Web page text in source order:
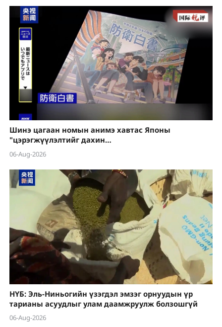
Шинэ цагаан номын анимэ хавтас Японы
"цэрэгжүүлэлтийг дахин
эрчимжүүлэх" шуналыг нууж чадахгүй
06-Aug-2026
НҮБ: Эль-Ниньогийн үзэгдэл эмзэг орнуудын үр
тарианы асуудлыг улам даамжруулж болзошгүй
06-Aug-2026